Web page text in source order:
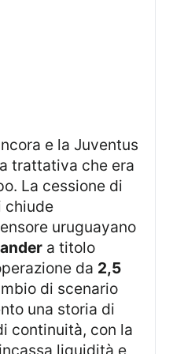
trattativa che era
La cessione di
chiude
uruguayano
a titolo
da 2,5
di scenario
una storia di
continuità, con la